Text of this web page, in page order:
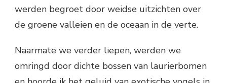
werden begroet door weidse uitzichten over
de groene valleien en de oceaan in de verte.
Naarmate we verder liepen, werden we
omringd door dichte bossen van laurierbomen